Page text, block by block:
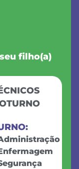
filho(a)